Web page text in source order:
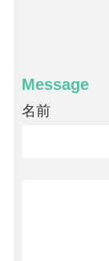
Message
名前